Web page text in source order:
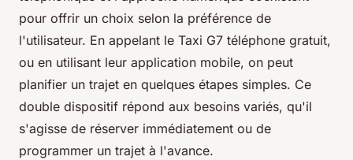
pour offrir un choix selon la préférence de
l'utilisateur. En appelant le Taxi G7 téléphone gratuit,
ou en utilisant leur application mobile, on peut
planifier un trajet en quelques étapes simples. Ce
double dispositif répond aux besoins variés, qu'il
s'agisse de réserver immédiatement ou de
programmer un trajet à l'avance.